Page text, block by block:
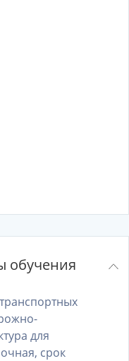
обучения
для
срок